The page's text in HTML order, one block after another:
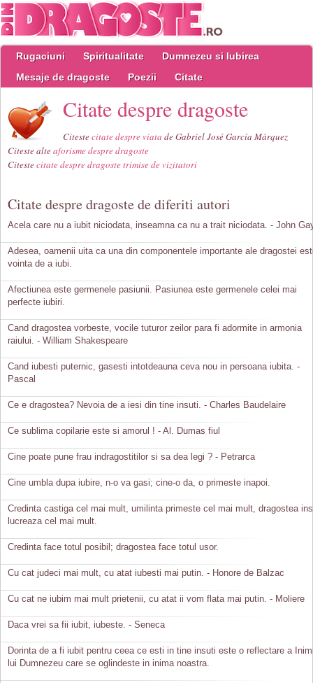
Rugaciuni Spiritualitate
Dumnezeu si Iubirea
Mesaje de dragoste
Poezii Citate
Citate despre dragoste
Citestecitate despre viata de Gabriel José García Márquez
Citeste alteaforisme despre dragoste
Citestecitate despre dragoste trimise de vizitatori
Citate despre dragoste de diferiti autori
Acela care nu a iubit niciodata, inseamna ca nu a trait niciodata. - John
Adesea, oamenii uita ca una din componentele importante ale dragostei
vointa de a iubi.
Afectiunea este germenele pasiunii. Pasiunea este germenele celei mai
perfecte iubiri.
Cand dragostea vorbeste, vocile tuturor zeilor para fi adormite in armonia
raiului. - William Shakespeare
Cand iubesti puternic, gasesti intotdeauna ceva nou in persoana iubita. -
Pascal
Ce e dragostea? Nevoia de a iesi din tine insuti. - Charles Baudelaire
Ce sublima copilarie este si amorul ! - Al. Dumas fiul
Cine poate pune frau indragostitilor si sa dea legi ? - Petrarca
Cine umbla dupa iubire, n-o va gasi; cine-o da, o primeste inapoi.
Credinta castiga cel mai mult, umilinta primeste cel mai mult, dragostea
lucreaza cel mai mult.
Credinta face totul posibil; dragostea face totul usor.
Cu cat judeci mai mult, cu atat iubesti mai putin. - Honore de Balzac
Cu cat ne iubim mai mult prietenii, cu atat ii vom flata mai putin. - Moliere
Daca vrei sa fii iubit, iubeste. - Seneca
Dorinta de a fi iubit pentru ceea ce esti in tine insuti este o reflectare a
lui Dumnezeu care se oglindeste in inima noastra.